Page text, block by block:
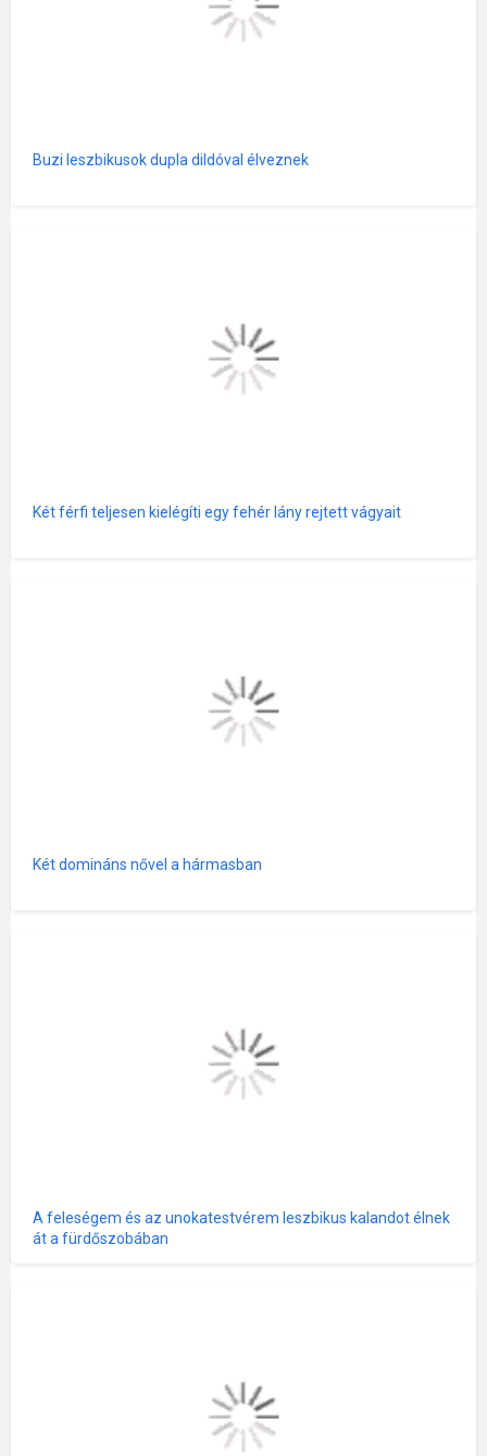
Buzi leszbikusok dupla dildóval élveznek
Két férfi teljesen kielégíti egy fehér lány rejtett vágyait
Két domináns nővel a hármasban
A feleségem és az unokatestvérem leszbikus kalandot élnek
át a fürdőszobában